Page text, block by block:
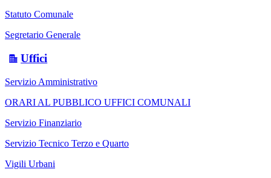
Statuto Comunale
Segretario Generale
Uffici
Servizio Amministrativo
ORARI AL PUBBLICO UFFICI COMUNALI
Servizio Finanziario
Servizio Tecnico Terzo e Quarto
Vigili Urbani